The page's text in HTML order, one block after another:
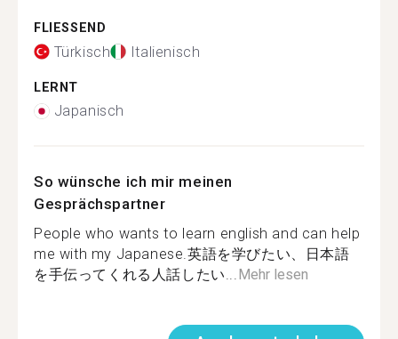
FLIESSEND
Türkisch Italienisch
LERNT
Japanisch
So wünsche ich mir meinen
Gesprächspartner
People who wants to learn english and can help
me with my Japanese.英語を学びたい、日本語
を手伝ってくれる人話したい...Mehr lesen